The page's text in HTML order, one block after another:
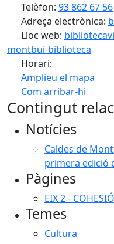
Telèfon: 93 862 67 56
Adreça electrònica:
Lloc web:
montbui-biblioteca
Horari:
Amplieu el mapa
Com arribar-hi
+
Contingut
Notícies
Caldes de
primera edició
Pàgines
EIX 2 -
Temes
Cultura